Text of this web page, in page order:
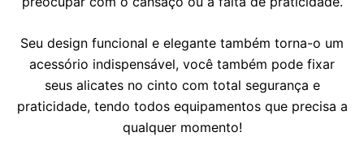
Seu design funcional e elegante também torna-o um
acessório indispensável, você também pode fixar
seus alicates no cinto com total segurança e
praticidade, tendo todos equipamentos que precisa a
qualquer momento!